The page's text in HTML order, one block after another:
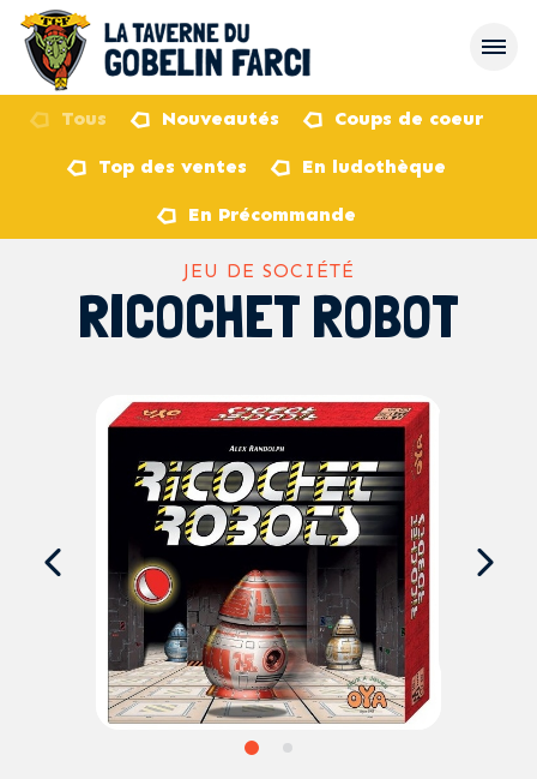
Tous Nouveautés Coups de coeur
Top des ventes En ludothèque
En Précommande
JEU DE SOCIÉTÉ
RICOCHET ROBOT